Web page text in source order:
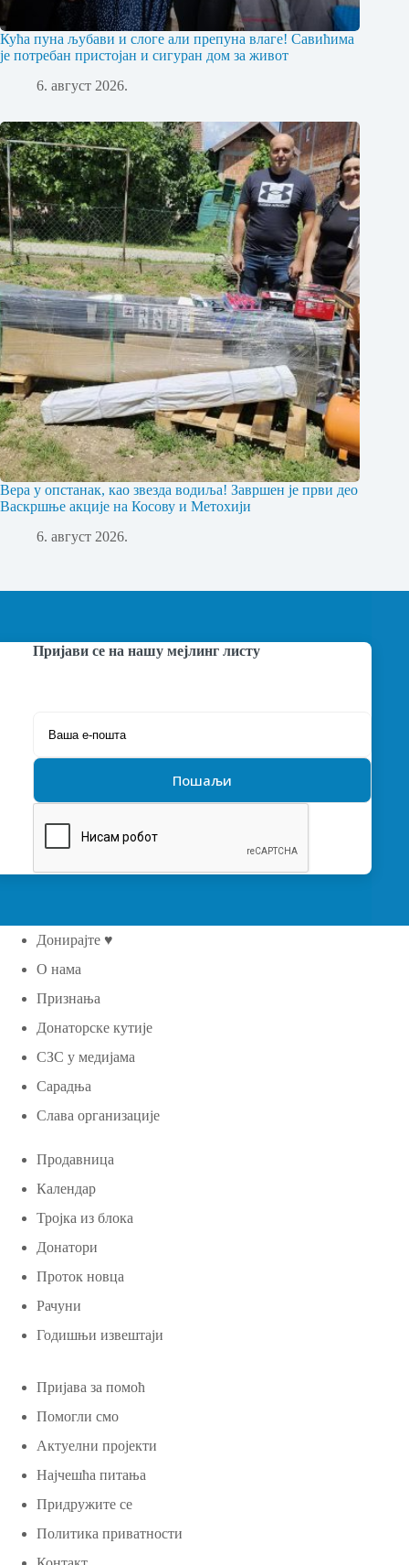
Кућа пуна љубави и слоге али препуна влаге! Савићима
је потребан пристојан и сигуран дом за живот
6. август 2026.
Вера у опстанак, као звезда водиља! Завршен је први део
Васкршње акције на Косову и Метохији
6. август 2026.
Пријави се на нашу мејлинг листу
Донирајте ♥
О нама
Признања
Донаторске кутије
СЗС у медијама
Сарадња
Слава организације
Продавница
Календар
Тројка из блока
Донатори
Проток новца
Рачуни
Годишњи извештаји
Пријава за помоћ
Помогли смо
Актуелни пројекти
Најчешћа питања
Придружите се
Политика приватности